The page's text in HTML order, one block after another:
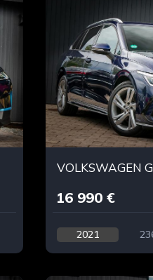
VOLKSWAGEN
16 990 €
2021